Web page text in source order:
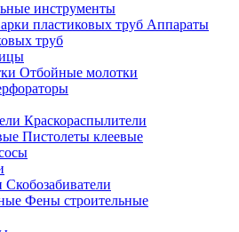
инструменты
Аппараты
труб
Отбойные молотки
Краскораспылители
Пистолеты клеевые
Скобозабиватели
Фены строительные